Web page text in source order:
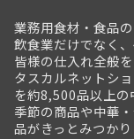
業務用食材・食品
飲食業だけでなく
皆様の仕入れ全般
タスカルネットシ
を約8,500品以上の
季節の商品や中華
品がきっとみつかり